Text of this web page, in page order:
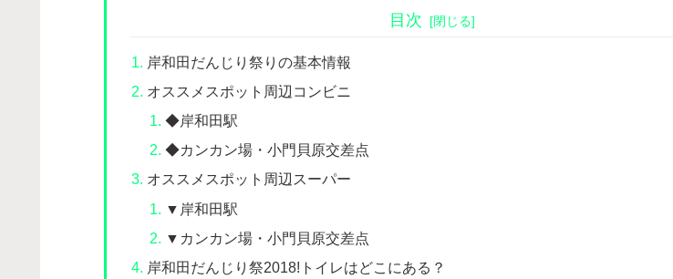
目次
岸和田だんじり祭りの基本情報
オススメスポット周辺コンビニ
◆岸和田駅
◆カンカン場・小門貝原交差点
オススメスポット周辺スーパー
▼岸和田駅
▼カンカン場・小門貝原交差点
岸和田だんじり祭2018!トイレはどこにある？